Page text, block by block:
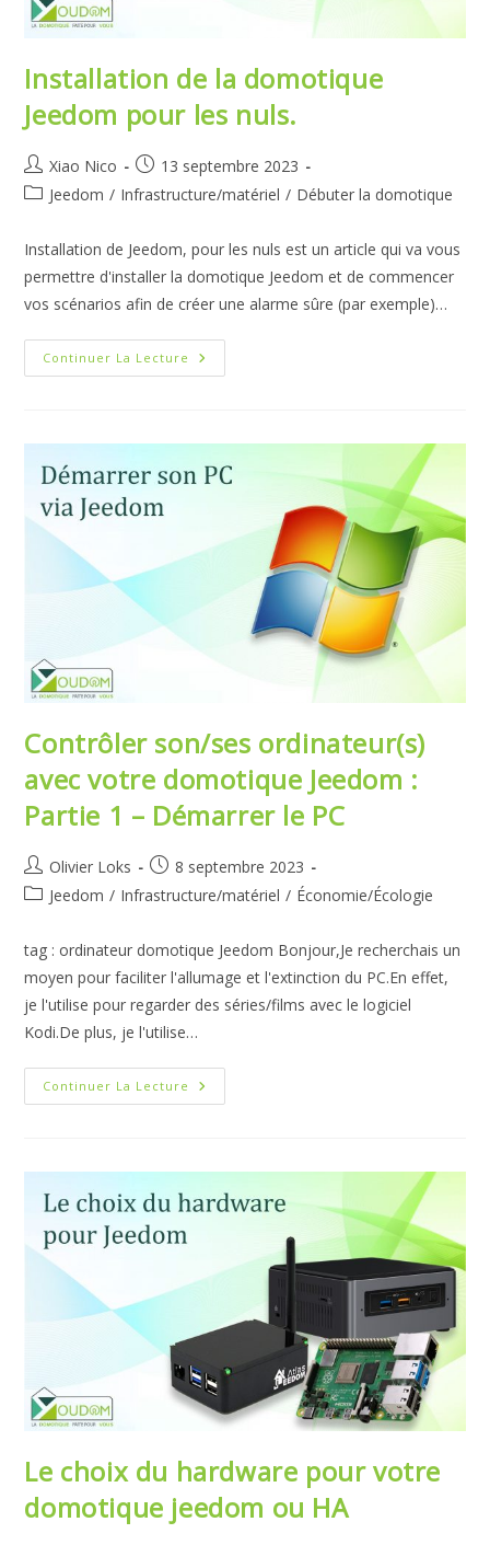
Installation de la domotique
Jeedom pour les nuls.
Auteur/autrice
de
Xiao Nico
Publication
publiée :
13 septembre 2023
PostJeedom / Infrastructure/matériel / Débuter la domotique
Installation de Jeedom, pour les nuls est un article qui va vous
permettre d'installer la domotique Jeedom et de commencer
vos scénarios afin de créer une alarme sûre (par exemple)…
Continuer La Lecture Installation
De
Les
Nuls.
Contrôler son/ses ordinateur(s)
avec votre domotique Jeedom :
Partie 1 – Démarrer le PC
Auteur/autrice
de
Olivier Loks
Publication
publiée :
8 septembre 2023
PostJeedom / Infrastructure/matériel / Économie/Écologie
tag : ordinateur domotique Jeedom Bonjour,Je recherchais un
moyen pour faciliter l'allumage et l'extinction du PC.En effet,
je l'utilise pour regarder des séries/films avec le logiciel
Kodi.De plus, je l'utilise…
Continuer La Lecture Contrôler
Son/ses
Jeedom
Partie
PC
Le choix du hardware pour votre
domotique jeedom ou HA